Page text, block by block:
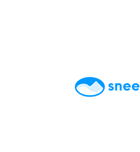
AccommodatiesTips